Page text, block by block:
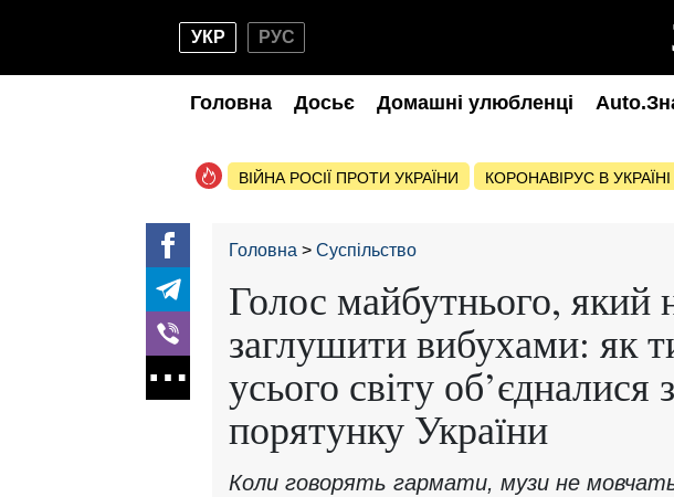
УКР РУС
Головна Досьє Домашні улюбленці
ВІЙНА РОСІЇ ПРОТИ УКРАЇНИ КОРОНАВІРУС В УКРАЇНІ
Головна Суспільство
Голос майбутнього, який
заглушити вибухами: як
усього світу об’єдналися
порятунку України
Коли говорять гармати, музи не